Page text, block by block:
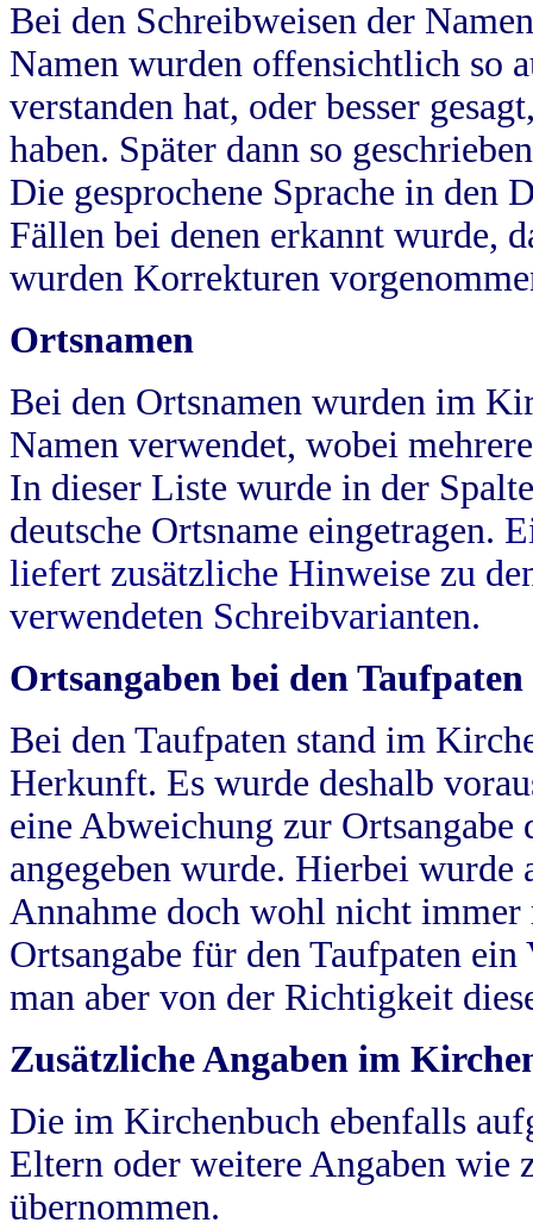
Bei den Schreibweisen der
Namen wurden offensichtlich so
verstanden hat, oder besser
haben. Später dann so
Die gesprochene Sprache in
Fällen bei denen erkannt wurde,
wurden Korrekturen
Ortsnamen
Bei den Ortsnamen wurden im
Namen verwendet, wobei
In dieser Liste wurde in der
deutsche Ortsname eingetragen.
liefert zusätzliche Hinweise zu
verwendeten Schreibvarianten.
Ortsangaben bei den Taufpaten
Bei den Taufpaten stand im
Herkunft. Es wurde deshalb
eine Abweichung zur
angegeben wurde. Hierbei wurde
Annahme doch wohl nicht
Ortsangabe für den Taufpaten
man aber von der Richtigkeit
Zusätzliche Angaben im
Die im Kirchenbuch ebenfalls
Eltern oder weitere Angaben wie
übernommen.